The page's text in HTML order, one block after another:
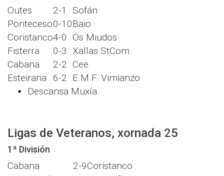
Outes
2-1
Sofán
Ponteceso0-10Baio
Coristanco4-0 Os Miudos
Fisterra
0-3 Xallas StCom
Cabana
2-2 Cee
Esteirana 6-2 E.M.F. Vimianzo
Descansa Muxía.
Ligas de Veteranos, xornada 25
1ª División
Cabana 2-9Coristanco